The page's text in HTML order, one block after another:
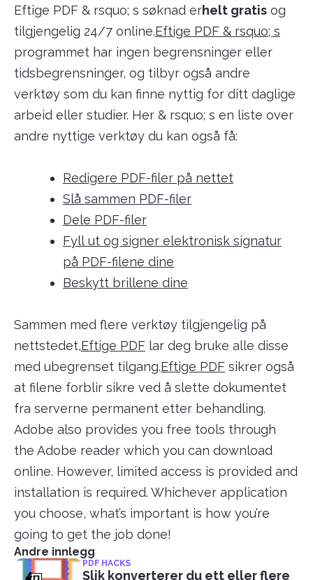
Eftige PDF & rsquo; s søknad erhelt gratis og
tilgjengelig 24/7 online.Eftige PDF & rsquo; s
programmet har ingen begrensninger eller
tidsbegrensninger, og tilbyr også andre
verktøy som du kan finne nyttig for ditt daglige
arbeid eller studier. Her & rsquo; s en liste over
andre nyttige verktøy du kan også få:
Redigere PDF-filer på nettet
Slå sammen PDF-filer
Dele PDF-filer
Fyll ut og signer elektronisk signatur
på PDF-filene dine
Beskytt brillene dine
Sammen med flere verktøy tilgjengelig på
nettstedet,Eftige PDF lar deg bruke alle disse
med ubegrenset tilgang.Eftige PDF sikrer også
at filene forblir sikre ved å slette dokumentet
fra serverne permanent etter behandling.
Adobe also provides you free tools through
the Adobe reader which you can download
online. However, limited access is provided and
installation is required. Whichever application
you choose, what’s important is how you’re
going to get the job done!
Andre innlegg
PDF HACKS
Slik konverterer du ett eller flere